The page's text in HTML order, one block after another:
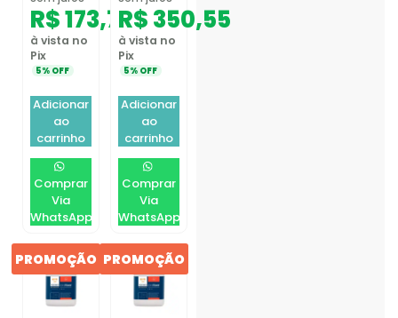
R$173,76
à vista no
Pix
5% OFF
Adicionar
ao
carrinho
Comprar
Via
WhatsApp
R$350,55
à vista no
Pix
5% OFF
Adicionar
ao
carrinho
Comprar
Via
WhatsApp
PROMOÇÃO PROMOÇÃO